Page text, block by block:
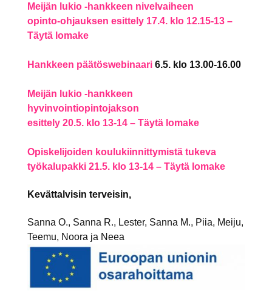
Meijän lukio -hankkeen nivelvaiheen
opinto-ohjauksen esittely 17.4. klo 12.15-13 –
Täytä lomake
Hankkeen päätöswebinaari 6.5. klo 13.00-16.00
Meijän lukio -hankkeen
hyvinvointiopintojakson
esittely 20.5. klo 13-14 – Täytä lomake
Opiskelijoiden koulukiinnittymistä tukeva
työkalupakki 21.5. klo 13-14 – Täytä lomake
Kevättalvisin terveisin,
Sanna O., Sanna R., Lester, Sanna M., Piia, Meiju,
Teemu, Noora ja Neea